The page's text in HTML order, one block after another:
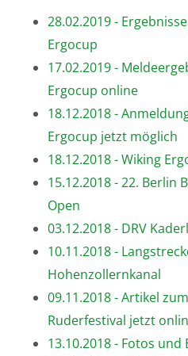
28.02.2019 -
Ergocup
17.02.2019 -
Ergocup online
18.12.2018 -
Ergocup jetzt möglich
18.12.2018 - Wiking
15.12.2018 - 22. Berlin
Open
03.12.2018 - DRV
10.11.2018 -
Hohenzollernkanal
09.11.2018 - Artikel
Ruderfestival jetzt
13.10.2018 - Fotos und